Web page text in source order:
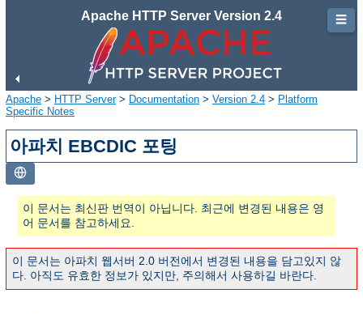
Apache HTTP Server Version 2.4
Apache > HTTP Server> Documentation > Version 2.4 > Platform
Specific Notes
아파치 EBCDIC 포팅
이 문서는 최신판 번역이 아닙니다. 최근에 변경된 내용은 영
어 문서를 참고하세요.
이 문서는 아파치 웹서버 2.0 버전에서 변경된 내용을 담고있지 않
다. 아직도 유효한 정보가 있지만, 주의해서 사용하길 바란다.
☰